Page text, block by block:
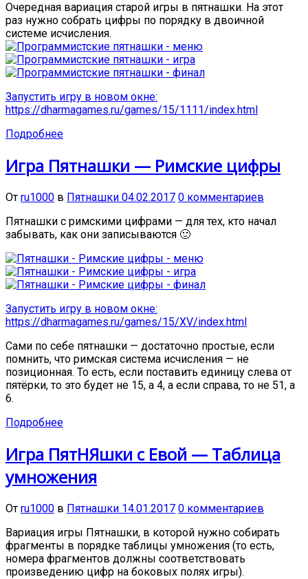
Очередная вариация старой игры в пятнашки. На этот
раз нужно собрать цифры по порядку в двоичной
системе исчисления.
Запустить игру в новом окне:
https://dharmagames.ru/games/15/1111/index.html
Подробнее
Игра Пятнашки — Римские цифры
От ru1000 в Пятнашки 04.02.2017 0 комментариев
Пятнашки с римскими цифрами — для тех, кто начал
забывать, как они записываются 🙂
Запустить игру в новом окне:
https://dharmagames.ru/games/15/XV/index.html
Сами по себе пятнашки — достаточно простые, если
помнить, что римская система исчисления — не
позиционная. То есть, если поставить единицу слева от
пятёрки, то это будет не 15, а 4, а если справа, то не 51, а
6.
Подробнее
Игра ПятНЯшки с Евой — Таблица
умножения
От ru1000 в Пятнашки 14.01.2017 0 комментариев
Вариация игры Пятнашки, в которой нужно собирать
фрагменты в порядке таблицы умножения (то есть,
номера фрагментов должны соответствовать
произведению цифр на боковых полях игры).